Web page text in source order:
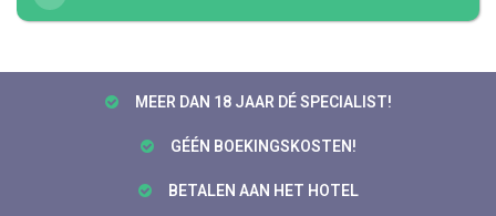
MEER DAN 18 JAAR DÉ SPECIALIST!
GÉÉN BOEKINGSKOSTEN!
BETALEN AAN HET HOTEL